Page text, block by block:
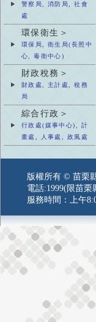
警察局, 消防局, 社會
處
環保衛生＞
環保局, 衛生局(長照中
心, 毒衛中心)
財政稅務＞
財政處, 主計處, 稅務
局
綜合行政＞
行政處(媒事中心), 計
畫處, 人事處, 政風處
版權所有 © 苗栗
電話:1999(限苗栗
服務時間：上午